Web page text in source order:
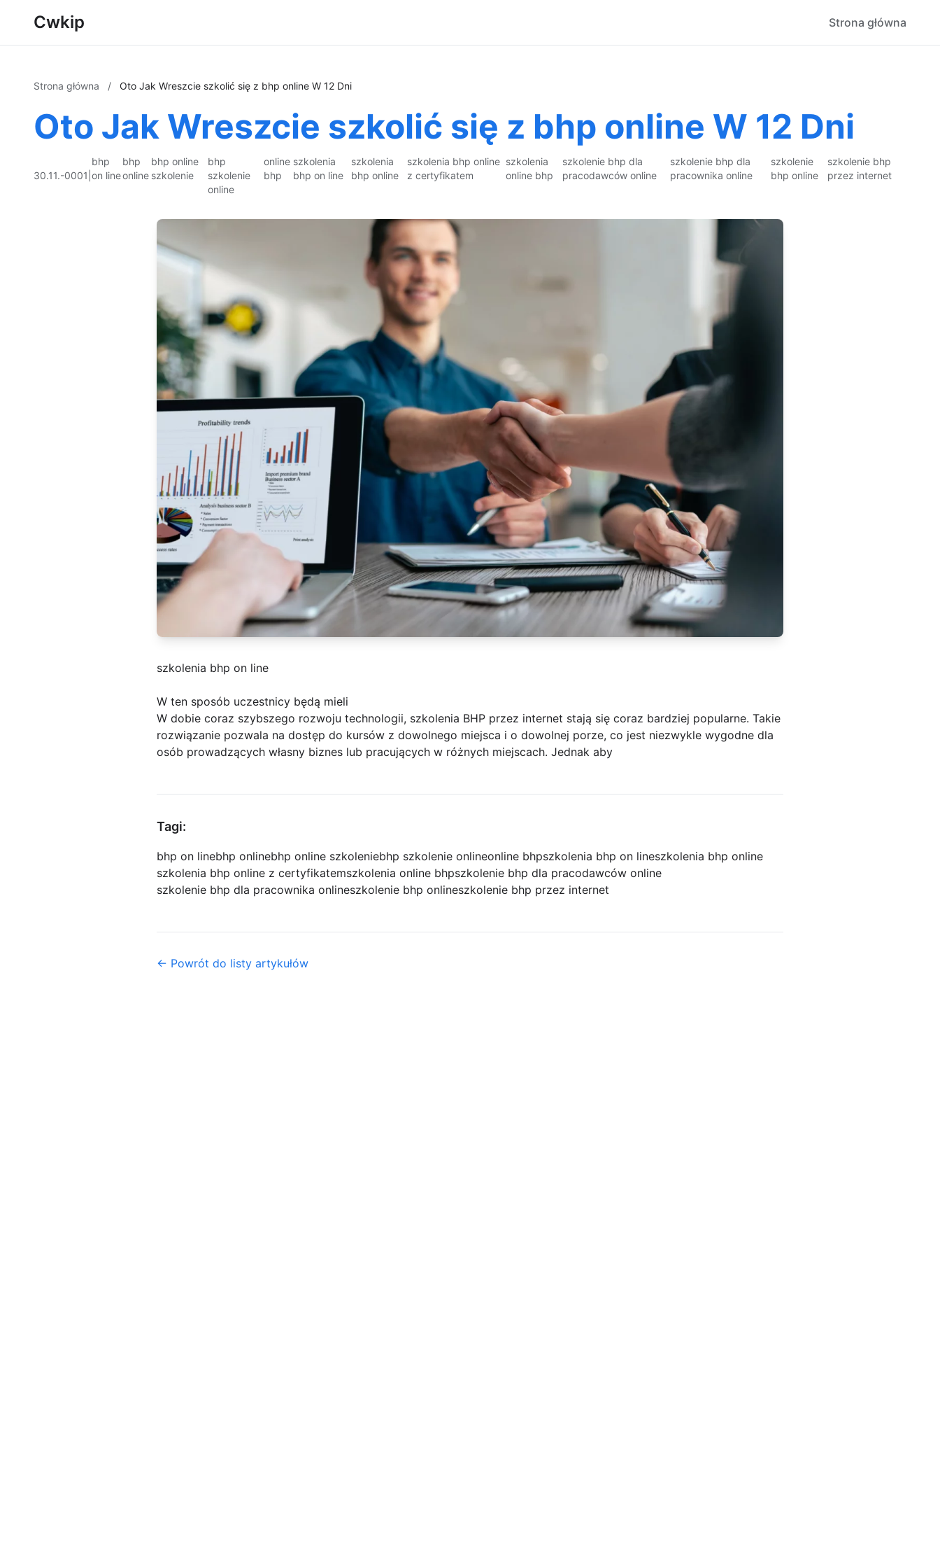
Cwkip Strona główna
Strona główna / Oto Jak Wreszcie szkolić się z bhp online W 12 Dni
Oto Jak Wreszcie szkolić się z bhp online W 12 Dni
30.11.-0001
bhp
on line
bhp
online
bhp online
szkolenie
bhp
szkolenie
online
online
bhp
szkolenia
bhp on line
szkolenia
bhp online
szkolenia bhp online
z certyfikatem
szkolenia
online bhp
szkolenie bhp dla
pracodawców online
szkolenie bhp dla
pracownika online
szkolenie
bhp online
szkolenie bhp
przez internet
szkolenia bhp on line
W ten sposób uczestnicy będą mieli
W dobie coraz szybszego rozwoju technologii, szkolenia BHP przez internet stają się coraz bardziej popularne. Takie
rozwiązanie pozwala na dostęp do kursów z dowolnego miejsca i o dowolnej porze, co jest niezwykle wygodne dla
osób prowadzących własny biznes lub pracujących w różnych miejscach. Jednak aby
Tagi:
bhp on linebhp onlinebhp online szkoleniebhp szkolenie onlineonline bhpszkolenia bhp on lineszkolenia bhp online
szkolenia bhp online z certyfikatemszkolenia online bhpszkolenie bhp dla pracodawców online
szkolenie bhp dla pracownika onlineszkolenie bhp onlineszkolenie bhp przez internet
← Powrót do listy artykułów